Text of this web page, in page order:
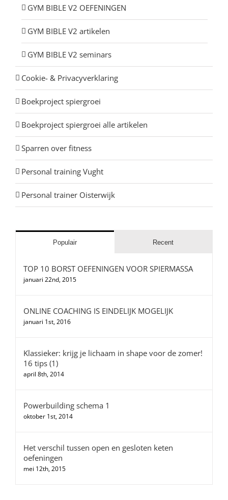
GYM BIBLE V2 OEFENINGEN
GYM BIBLE V2 artikelen
GYM BIBLE V2 seminars
Cookie- & Privacyverklaring
Boekproject spiergroei
Boekproject spiergroei alle artikelen
Sparren over fitness
Personal training Vught
Personal trainer Oisterwijk
Populair Recent
TOP 10 BORST OEFENINGEN VOOR SPIERMASSA
januari 22nd, 2015
ONLINE COACHING IS EINDELIJK MOGELIJK
januari 1st, 2016
Klassieker: krijg je lichaam in shape voor de zomer!
16 tips (1)
april 8th, 2014
Powerbuilding schema 1
oktober 1st, 2014
Het verschil tussen open en gesloten keten
oefeningen
mei 12th, 2015